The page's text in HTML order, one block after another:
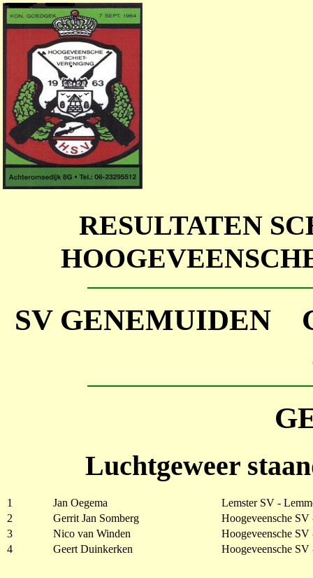
RESULTATEN
SV
Luchtgeweer
1 Jan Oegema
Lemster SV -
2
Gerrit Jan Somberg
Hoogeveensche SV
3
Nico van Winden
Hoogeveensche SV
4
Geert Duinkerken Hoogeveensche SV